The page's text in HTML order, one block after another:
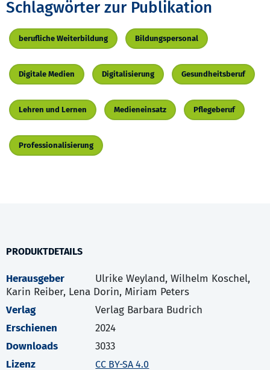
Schlagwörter zur Publikation
berufliche Weiterbildung Bildungspersonal
Digitale Medien Digitalisierung Gesundheitsberuf
Lehren und Lernen Medieneinsatz Pflegeberuf
Professionalisierung
PRODUKTDETAILS
Herausgeber
Ulrike Weyland, Wilhelm Koschel,
Karin Reiber, Lena Dorin, Miriam Peters
Verlag
Verlag Barbara Budrich
Erschienen
2024
Downloads
3033
Lizenz
CC BY-SA 4.0